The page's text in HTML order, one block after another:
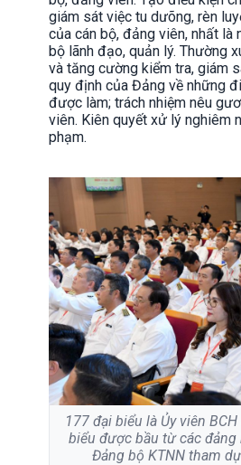
giám sát việc tu dưõng, rèn
của cán bộ, đảng viên, nhất
bộ lãnh đạo, quản lý. Thường
và tăng cường kiểm tra, giám
quy định của Đảng về những
được làm; trách nhiệm nêu
viên. Kiên quyết xử lý nghiêm
phạm.
177 đại biểu là Ủy viên
biểu được bầu từ các
Đảng bộ KTNN tham